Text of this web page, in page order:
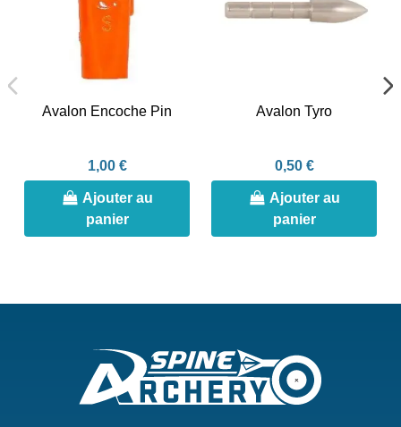
Avalon Encoche Pin
1,00 €
Ajouter au
panier
Avalon Tyro
0,50 €
Ajouter au
panier